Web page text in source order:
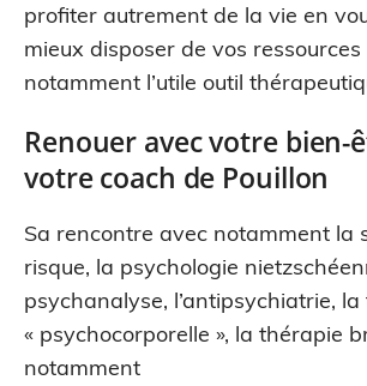
profiter autrement de la vie en
mieux disposer de vos
notamment l’utile outil
Renouer avec votre bien-
votre coach de Pouillon
Sa rencontre avec notamment la
risque, la psychologie
psychanalyse, l’antipsychiatrie,
« psychocorporelle », la thérapie
notamment